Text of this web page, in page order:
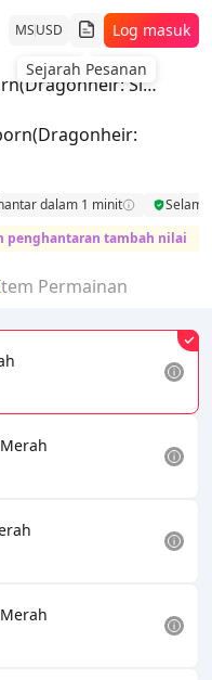
MSUSD
Sejarah Pesanan
Log masuk
Dragonstride: Legacy Reborn(Dragonheir: Silent Gods)
dalam 1 minit
tambah nilai.
Permainan